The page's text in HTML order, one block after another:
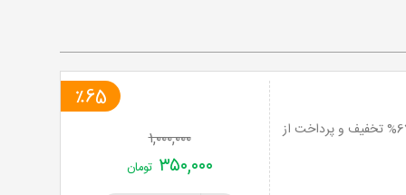
کرایولیپولیز شکم ، پهلوها،بازوها ، کول و بغل ران در مطب دکتر رسولی (پل مدیریت) تا 67% تخفیف و پرداخت از
٪65
۱,۰۰۰,۰۰۰
۳۵۰,۰۰۰ تومان